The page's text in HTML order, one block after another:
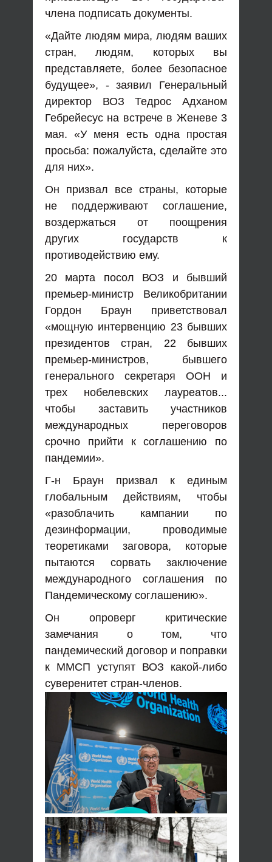
члена подписать документы.
«Дайте людям мира, людям ваших
стран, людям, которых вы
представляете, более безопасное
будущее», - заявил Генеральный
директор ВОЗ Тедрос Адханом
Гебрейесус на встрече в Женеве 3
мая. «У меня есть одна простая
просьба: пожалуйста, сделайте это
для них».
Он призвал все страны, которые
не поддерживают соглашение,
воздержаться от поощрения
других государств к
противодействию ему.
20 марта посол ВОЗ и бывший
премьер-министр Великобритании
Гордон Браун приветствовал
«мощную интервенцию 23 бывших
президентов стран, 22 бывших
премьер-министров, бывшего
генерального секретаря ООН и
трех нобелевских лауреатов...
чтобы заставить участников
международных переговоров
срочно прийти к соглашению по
пандемии».
Г-н Браун призвал к единым
глобальным действиям, чтобы
«разоблачить кампании по
дезинформации, проводимые
теоретиками заговора, которые
пытаются сорвать заключение
международного соглашения по
Пандемическому соглашению».
Он опроверг критические
замечания о том, что
пандемический договор и поправки
к ММСП уступят ВОЗ какой-либо
суверенитет стран-членов.